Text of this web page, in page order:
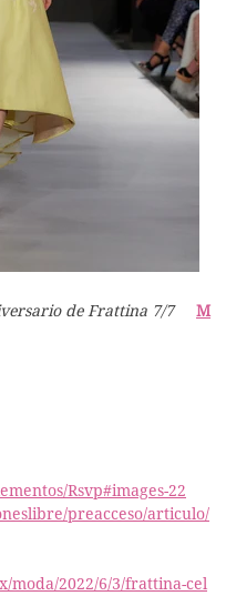
de Frattina 7/7
M
Rsvp#images-22
preacceso/articulo/
moda/2022/6/3/frattina-cel